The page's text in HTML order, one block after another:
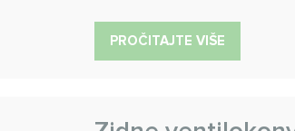
PROČITAJTE VIŠE